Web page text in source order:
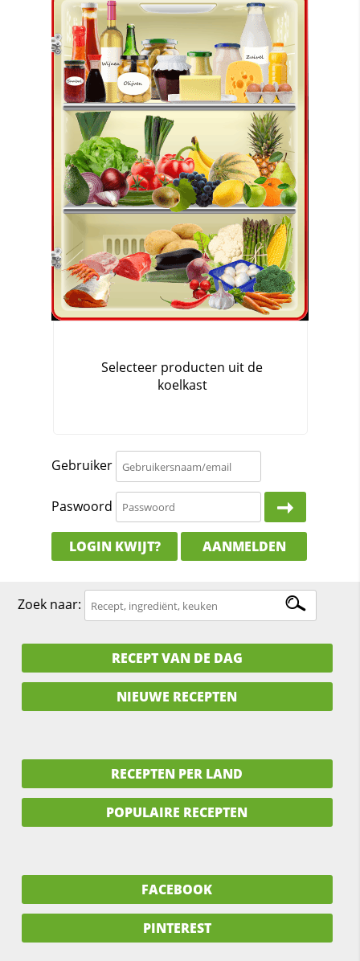
Gebruiker
Paswoord
LOGIN KWIJT? AANMELDEN
Zoek naar:
RECEPT VAN DE DAG
NIEUWE RECEPTEN
RECEPTEN PER LAND
POPULAIRE RECEPTEN
FACEBOOK
PINTEREST